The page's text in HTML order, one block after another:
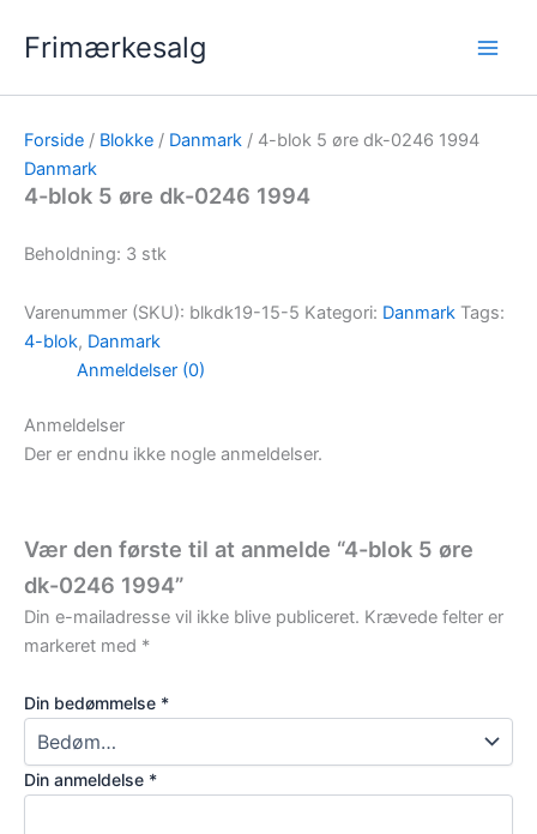
Frimærkesalg
Forside / Blokke / Danmark / 4-blok 5 øre dk-0246 1994
Danmark
4-blok 5 øre dk-0246 1994
Beholdning: 3 stk
Varenummer (SKU): blkdk19-15-5 Kategori: Danmark Tags:
4-blok, Danmark
Anmeldelser (0)
Anmeldelser
Der er endnu ikke nogle anmeldelser.
Vær den første til at anmelde “4-blok 5 øre
dk-0246 1994”
Din e-mailadresse vil ikke blive publiceret. Krævede felter er
markeret med *
Din bedømmelse *
Din anmeldelse *